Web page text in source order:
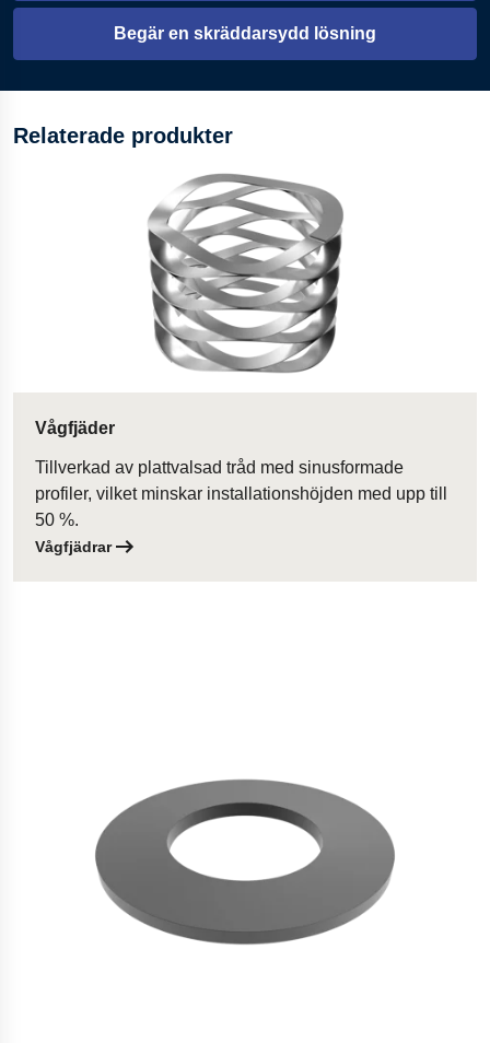
Begär en skräddarsydd lösning
Relaterade produkter
Vågfjäder
Tillverkad av plattvalsad tråd med sinusformade
profiler, vilket minskar installationshöjden med upp till
50 %.
Vågfjädrar